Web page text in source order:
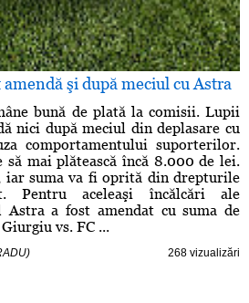
şi după meciul cu Astra
bună de plată la comisii. Lupii
nici după meciul din deplasare cu
comportamentului suporterilor.
mai plătească încă 8.000 de lei.
iar suma va fi oprită din drepturile
Pentru aceleaşi încălcări ale
Astra a fost amendat cu suma de
vs. FC ...
268 vizualizări